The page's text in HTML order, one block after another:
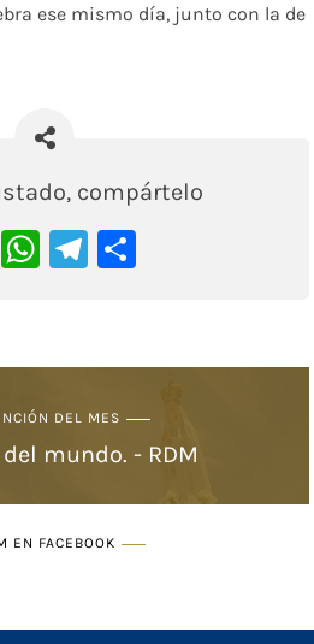
ese mismo día, junto con la de
compártelo
Facebook
WhatsApp
Telegram
DEL MES
mundo. - RDM
EN FACEBOOK